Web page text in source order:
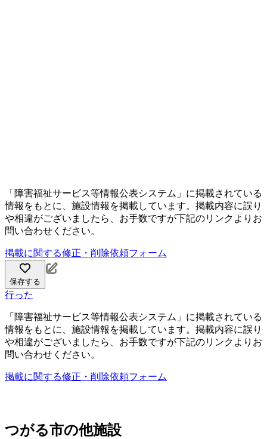
「障害福祉サービス等情報公表システム」に掲載されている
情報をもとに、施設情報を掲載しています。掲載内容に誤り
や相違がございましたら、お手数ですが下記のリンクよりお
問い合わせください。
掲載に関する修正・削除依頼フォーム
保存する
行った
「障害福祉サービス等情報公表システム」に掲載されている
情報をもとに、施設情報を掲載しています。掲載内容に誤り
や相違がございましたら、お手数ですが下記のリンクよりお
問い合わせください。
掲載に関する修正・削除依頼フォーム
つがる市の他施設